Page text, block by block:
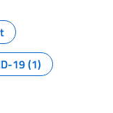
19 (1)